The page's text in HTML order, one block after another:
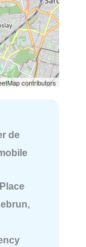
contributors
de
Place